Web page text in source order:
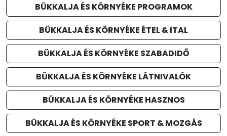
BÜKKALJA ÉS KÖRNYÉKE PROGRAMOK
BÜKKALJA ÉS KÖRNYÉKE ÉTEL & ITAL
BÜKKALJA ÉS KÖRNYÉKE SZABADIDŐ
BÜKKALJA ÉS KÖRNYÉKE LÁTNIVALÓK
BÜKKALJA ÉS KÖRNYÉKE HASZNOS
BÜKKALJA ÉS KÖRNYÉKE SPORT & MOZGÁS